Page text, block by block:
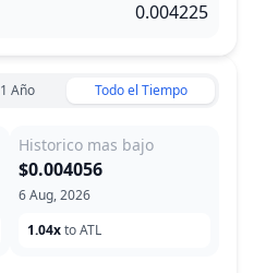
1 Año Todo el Tiempo
Historico mas bajo
6 Aug, 2026
$0.004056
1.04xto ATL